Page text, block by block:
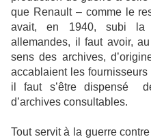
que Renault – comme le
avait, en 1940, subi la
allemandes, il faut avoir,
sens des archives,
accablaient les
il faut s’être dispensé
d’archives consultables.
Tout servit à la guerre